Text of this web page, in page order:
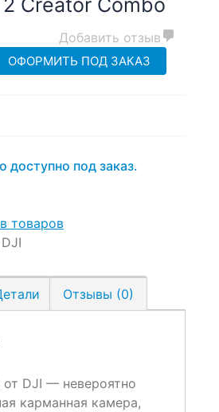
Добавить отзыв
ОФОРМИТЬ ПОД ЗАКАЗ
доступно под заказ.
товаров
DJI
Отзывы (0)
от DJI — невероятно
карманная камера,